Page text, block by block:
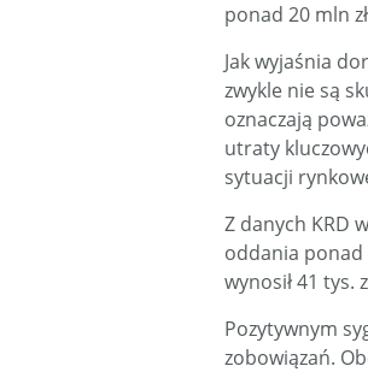
ponad 20 mln
Jak wyjaśnia
zwykle nie są
oznaczają
utraty
sytuacji
Z danych KRD
oddania ponad
wynosił 41 tys.
Pozytywnym
zobowiązań.